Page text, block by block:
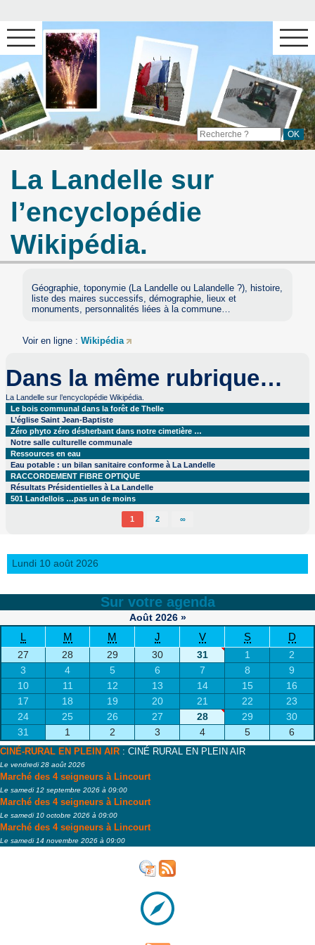
La Landelle sur
l’encyclopédie
Wikipédia.
Géographie, toponymie (La Landelle ou Lalandelle ?), histoire,
liste des maires successifs, démographie, lieux et
monuments, personnalités liées à la commune…
Voir en ligne :Wikipédia
Dans la même rubrique…
La Landelle sur l’encyclopédie Wikipédia.
Le bois communal dans la forêt de Thelle
L’église Saint Jean-Baptiste
Zéro phyto zéro désherbant dans notre cimetière …
Notre salle culturelle communale
Ressources en eau
Eau potable : un bilan sanitaire conforme à La Landelle
RACCORDEMENT FIBRE OPTIQUE
Résultats Présidentielles à La Landelle
501 Landellois …pas un de moins
1 2 ∞
Lundi 10 août 2026
Sur votre agenda
Août 2026 »
L M M J V S D
27 28 29 30 31 1
2
3
4 5 6 7 8
9
10
11 12 13 14 15
16
17
18 19 20 21 22
23
24
25 26 27 28 29
30
31
1 2 3 4 5 6
CINÉ-RURAL EN PLEIN AIR : CINÉ RURAL EN PLEIN AIR
Le vendredi 28 août 2026
Marché des 4 seigneurs à Lincourt
Le samedi 12 septembre 2026 à 09:00
Marché des 4 seigneurs à Lincourt
Le samedi 10 octobre 2026 à 09:00
Marché des 4 seigneurs à Lincourt
Le samedi 14 novembre 2026 à 09:00